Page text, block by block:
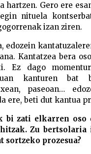
hartzen. Gero ere
nituela
izan ziren.
edozein
Kantatzea bera
Ez dago
kanturen bat
paseoan…
ere, beti dut kantua
bi zati elkarren oso
Zu bertsolaria
sortzeko prozesua?